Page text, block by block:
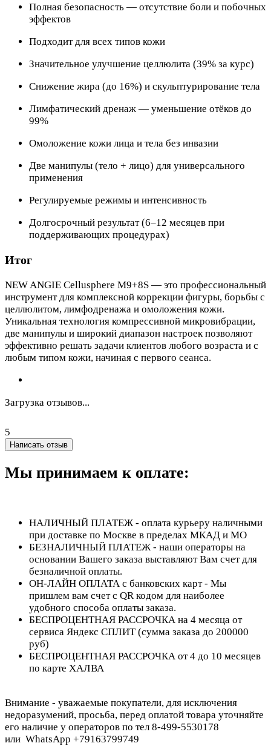
Полная безопасность — отсутствие боли и побочных
эффектов
Подходит для всех типов кожи
Значительное улучшение целлюлита (39% за курс)
Снижение жира (до 16%) и скульптурирование тела
Лимфатический дренаж — уменьшение отёков до
99%
Омоложение кожи лица и тела без инвазии
Две манипулы (тело + лицо) для универсального
применения
Регулируемые режимы и интенсивность
Долгосрочный результат (6–12 месяцев при
поддерживающих процедурах)
Итог
NEW ANGIE Cellusphere M9+8S — это профессиональный
инструмент для комплексной коррекции фигуры, борьбы с
целлюлитом, лимфодренажа и омоложения кожи.
Уникальная технология компрессивной микровибрации,
две манипулы и широкий диапазон настроек позволяют
эффективно решать задачи клиентов любого возраста и с
любым типом кожи, начиная с первого сеанса.
Загрузка отзывов...
5
Написать отзыв
Мы принимаем к оплате:
НАЛИЧНЫЙ ПЛАТЕЖ - оплата курьеру наличными
при доставке по Москве в пределах МКАД и МО
БЕЗНАЛИЧНЫЙ ПЛАТЕЖ - наши операторы на
основании Вашего заказа выставляют Вам счет для
безналичной оплаты.
ОН-ЛАЙН ОПЛАТА с банковских карт - Мы
пришлем вам счет с QR кодом для наиболее
удобного способа оплаты заказа.
БЕСПРОЦЕНТНАЯ РАССРОЧКА на 4 месяца от
сервиса Яндекс СПЛИТ (сумма заказа до 200000
руб)
БЕСПРОЦЕНТНАЯ РАССРОЧКА от 4 до 10 месяцев
по карте ХАЛВА
Внимание - уважаемые покупатели, для исключения
недоразумений, просьба, перед оплатой товара уточняйте
его наличие у операторов по тел 8-499-5530178
или WhatsApp +79163799749